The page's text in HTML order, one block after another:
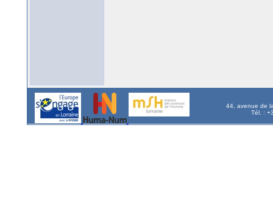
44, avenue de
Tél. :